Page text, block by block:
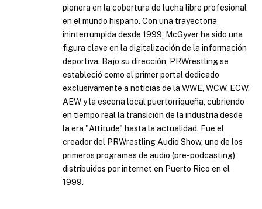
pionera en la cobertura de lucha libre profesional
en el mundo hispano. Con una trayectoria
ininterrumpida desde 1999, McGyver ha sido una
figura clave en la digitalización de la información
deportiva. Bajo su dirección, PRWrestling se
estableció como el primer portal dedicado
exclusivamente a noticias de la WWE, WCW, ECW,
AEW y la escena local puertorriqueña, cubriendo
en tiempo real la transición de la industria desde
la era "Attitude" hasta la actualidad. Fue el
creador del PRWrestling Audio Show, uno de los
primeros programas de audio (pre-podcasting)
distribuidos por internet en Puerto Rico en el
1999.